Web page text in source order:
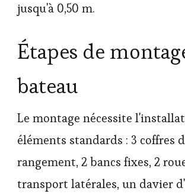
jusqu'à 0,50 m.
Étapes de
bateau
Le montage nécessite
éléments standards : 3 coffres
rangement, 2 bancs fixes, 2
transport latérales, un davier